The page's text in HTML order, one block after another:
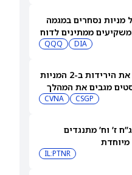
מניות נסחרים במגמה
ממתינים לדוח
DIA
QQQ
בעלי עניין קונים את הירידות ב-2 המניות
מגבים את המהלך
CSGP
CVNA
ז’ וח’ מתנגדים
מיוחדת
IL:PTNR